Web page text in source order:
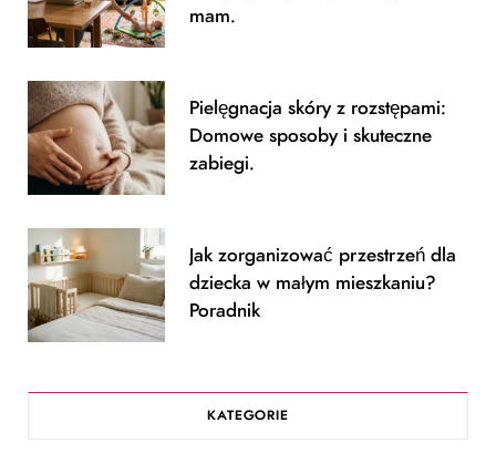
mam.
Pielęgnacja skóry z rozstępami:
Domowe sposoby i skuteczne
zabiegi.
Jak zorganizować przestrzeń dla
dziecka w małym mieszkaniu?
Poradnik
KATEGORIE